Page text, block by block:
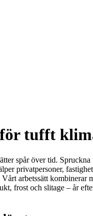
tufft
spår över tid.
privatpersoner,
arbetssätt kombinerar
frost och slitage – år